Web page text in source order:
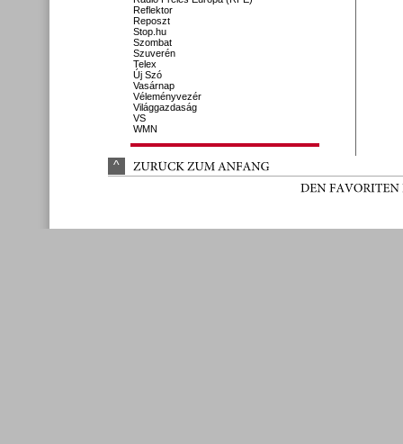
Reflektor
Reposzt
Stop.hu
Szombat
Szuverén
Telex
Új Szó
Vasárnap
Véleményvezér
Világgazdaság
VS
WMN
^ ZURÜCK ZUM ANFANG
DEN FAVORITEN